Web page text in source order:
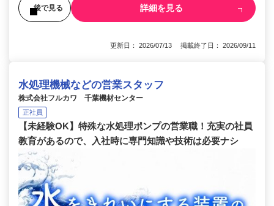
後で見る 詳細を見る
更新日： 2026/07/13 掲載終了日： 2026/09/11
水処理機械などの営業スタッフ
株式会社フルカワ 千葉機材センター
正社員
【未経験OK】特殊な水処理ポンプの営業職！充実の社員
教育があるので、入社時に専門知識や技術は必要ナシ